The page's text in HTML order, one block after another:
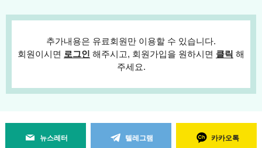
추가내용은 유료회원만 이용할 수 있습니다.
회원이시면 로그인 해주시고, 회원가입을 원하시면 클릭 해
주세요.
뉴스레터 텔레그램 카카오톡